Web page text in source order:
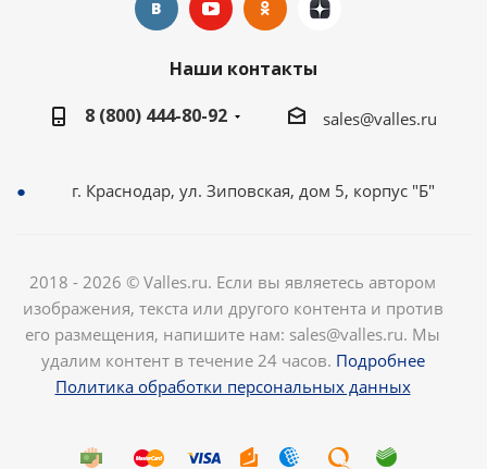
Наши контакты
8 (800) 444-80-92
sales@valles.ru
г. Краснодар, ул. Зиповская, дом 5, корпус "Б"
2018 - 2026 © Valles.ru. Если вы являетесь автором
изображения, текста или другого контента и против
его размещения, напишите нам: sales@valles.ru. Мы
удалим контент в течение 24 часов. Подробнее
Политика обработки персональных данных